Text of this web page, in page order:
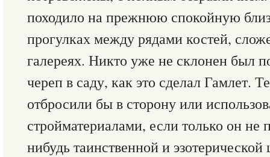
походило на прежнюю спокойную
прогулках между рядами костей,
галереях. Никто уже не склонен был
череп в саду, как это сделал Гамлет.
отбросили бы в сторону или
стройматериалами, если только он
нибудь таинственной и